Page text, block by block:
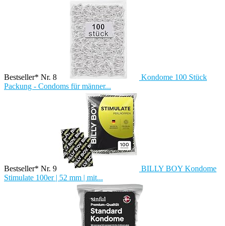
Bestseller* Nr. 8
Kondome 100 Stück
Packung - Condoms für männer...
Bestseller* Nr. 9
BILLY BOY Kondome
Stimulate 100er | 52 mm | mit...